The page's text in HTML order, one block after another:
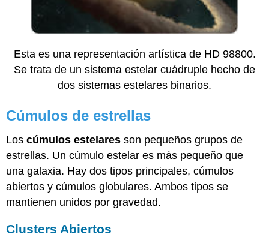
Esta es una representación artística de HD 98800.
Se trata de un sistema estelar cuádruple hecho de
dos sistemas estelares binarios.
Cúmulos de estrellas
Loscúmulos estelares son pequeños grupos de
estrellas. Un cúmulo estelar es más pequeño que
una galaxia. Hay dos tipos principales, cúmulos
abiertos y cúmulos globulares. Ambos tipos se
mantienen unidos por gravedad.
Clusters Abiertos